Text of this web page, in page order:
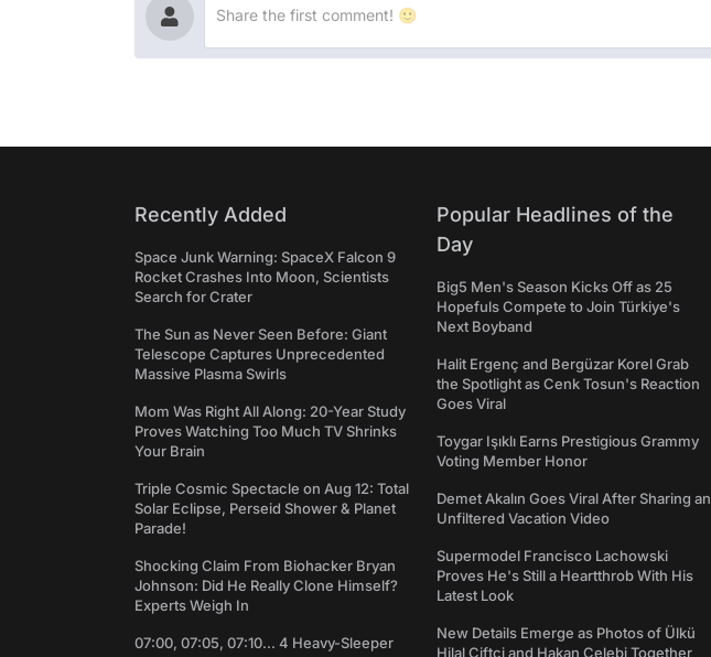
Recently Added
Space Junk Warning: SpaceX Falcon 9
Rocket Crashes Into Moon, Scientists
Search for Crater
The Sun as Never Seen Before: Giant
Telescope Captures Unprecedented
Massive Plasma Swirls
Mom Was Right All Along: 20-Year Study
Proves Watching Too Much TV Shrinks
Your Brain
Triple Cosmic Spectacle on Aug 12: Total
Solar Eclipse, Perseid Shower & Planet
Parade!
Shocking Claim From Biohacker Bryan
Johnson: Did He Really Clone Himself?
Experts Weigh In
07:00, 07:05, 07:10... 4 Heavy-Sleeper
Popular Headlines of the
Day
Big5 Men's Season Kicks Off as 25
Hopefuls Compete to Join Türkiye's
Next Boyband
Halit Ergenç and Bergüzar Korel Grab
the Spotlight as Cenk Tosun's Reaction
Goes Viral
Toygar Işıklı Earns Prestigious Grammy
Voting Member Honor
Demet Akalın Goes Viral After Sharing an
Unfiltered Vacation Video
Supermodel Francisco Lachowski
Proves He's Still a Heartthrob With His
Latest Look
New Details Emerge as Photos of Ülkü
Hilal Çiftçi and Hakan Çelebi Together